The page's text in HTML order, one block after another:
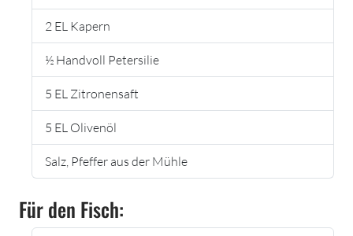
2 EL Kapern
½ Handvoll Petersilie
5 EL Zitronensaft
5 EL Olivenöl
Salz, Pfeffer aus der Mühle
Für den Fisch: